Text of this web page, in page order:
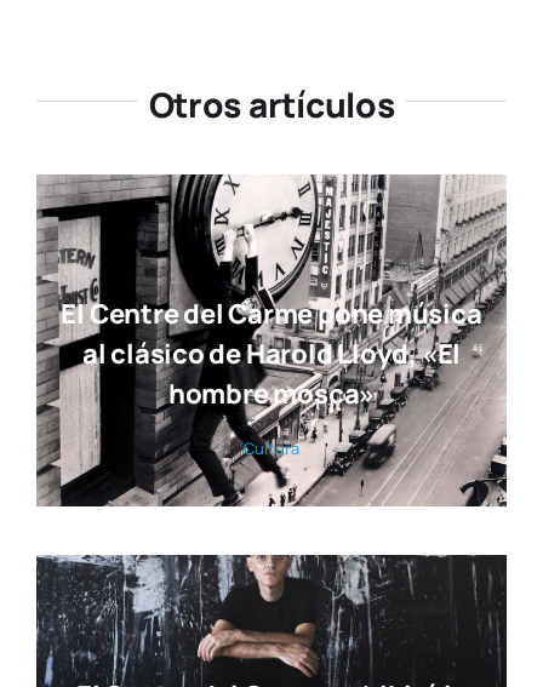
Otros artículos
El Centre del Carme pone música
al clásico de Harold Lloyd, «El
hombre mosca»
Cul­tu­ra